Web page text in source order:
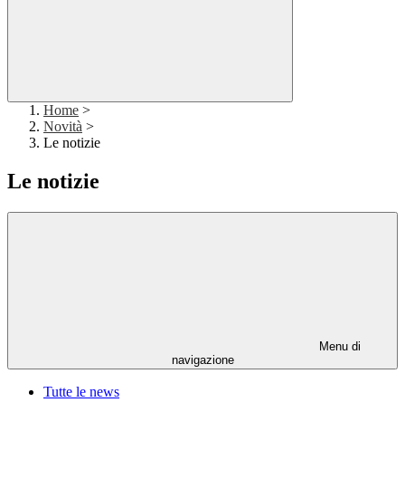
Home >
Novità >
Le notizie
Le notizie
Menu di
navigazione
Tutte le news